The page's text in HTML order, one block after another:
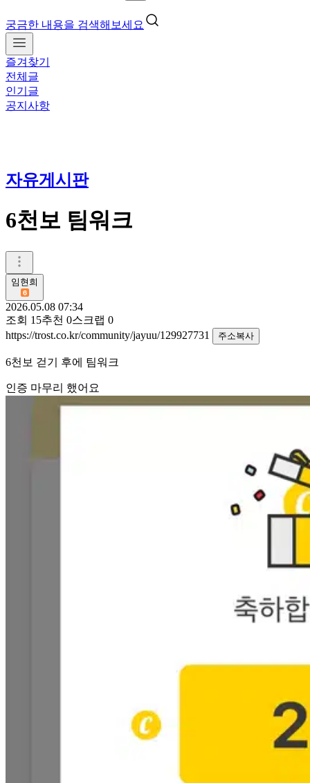
궁금한 내용을 검색해보세요
즐겨찾기
전체글
인기글
공지사항
자유게시판
6천보 팀워크
임현희
2026.05.08 07:34
조회 15추천 0스크랩 0
https://trost.co.kr/community/jayuu/129927731
주소복사
6천보 걷기 후에 팀워크
인증 마무리 했어요